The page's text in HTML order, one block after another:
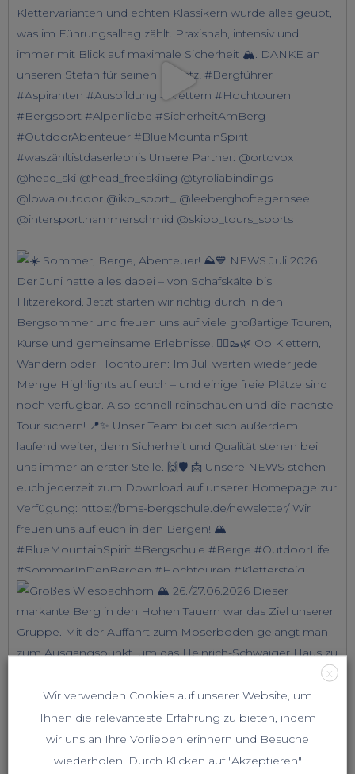
X
Wir verwenden Cookies auf unserer Website, um
Ihnen die relevanteste Erfahrung zu bieten, indem
wir uns an Ihre Vorlieben erinnern und Besuche
wiederholen. Durch Klicken auf "Akzeptieren"